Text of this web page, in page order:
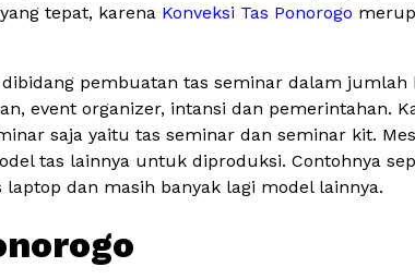
tepat, karena Konveksi Tas Ponorogo
pembuatan tas seminar dalam jumlah
event organizer, intansi dan pemerintahan.
saja yaitu tas seminar dan seminar kit.
tas lainnya untuk diproduksi. Contohnya
dan masih banyak lagi model lainnya.